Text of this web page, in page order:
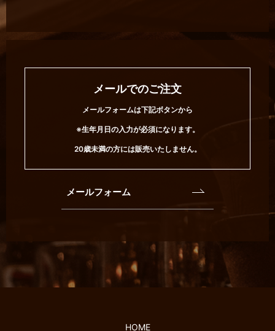
メールでのご注文
メールフォームは下記ボタンから
※生年月日の入力が必須になります。
20歳未満の方には販売いたしません。
メールフォーム
HOME